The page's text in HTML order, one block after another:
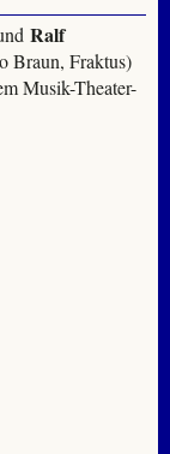
Ralf
Braun, Fraktus)
Musik-Theater-